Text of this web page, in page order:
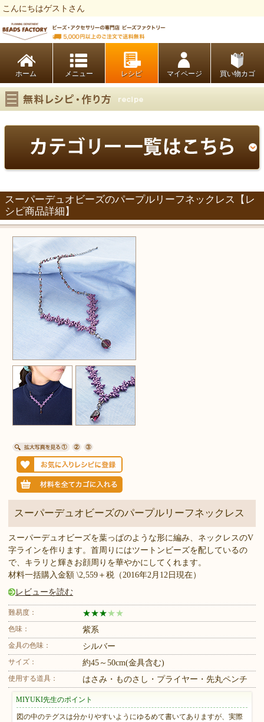
こんにちはゲストさん
ホーム レシピ マイページ 買い物カゴ
スーパーデュオビーズのパープルリーフネックレス【レ
シピ商品詳細】
スーパーデュオビーズのパープルリーフネックレス
スーパーデュオビーズを葉っぱのような形に編み、ネックレスのV
字ラインを作ります。首周りにはツートンビーズを配しているの
で、キラリと輝きお顔周りを華やかにしてくれます。
材料一括購入金額 \2,559＋税（2016年2月12日現在）
レビューを読む
難易度： ★★★ ★ ★
色味： 紫系
金具の色味： シルバー
サイズ： 約45～50cm(金具含む)
使用する道具： はさみ・ものさし・プライヤー・先丸ペンチ
MIYUKI先生のポイント
図の中のテグスは分かりやすいようにゆるめて書いてありますが、実際